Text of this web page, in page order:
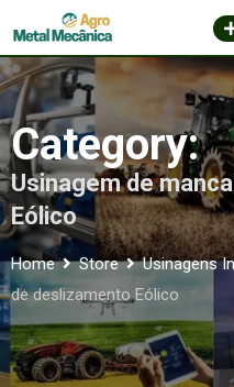
to
content
Category:
Usinagem de
Eólico
Home Store Usinagens
de deslizamento Eólico